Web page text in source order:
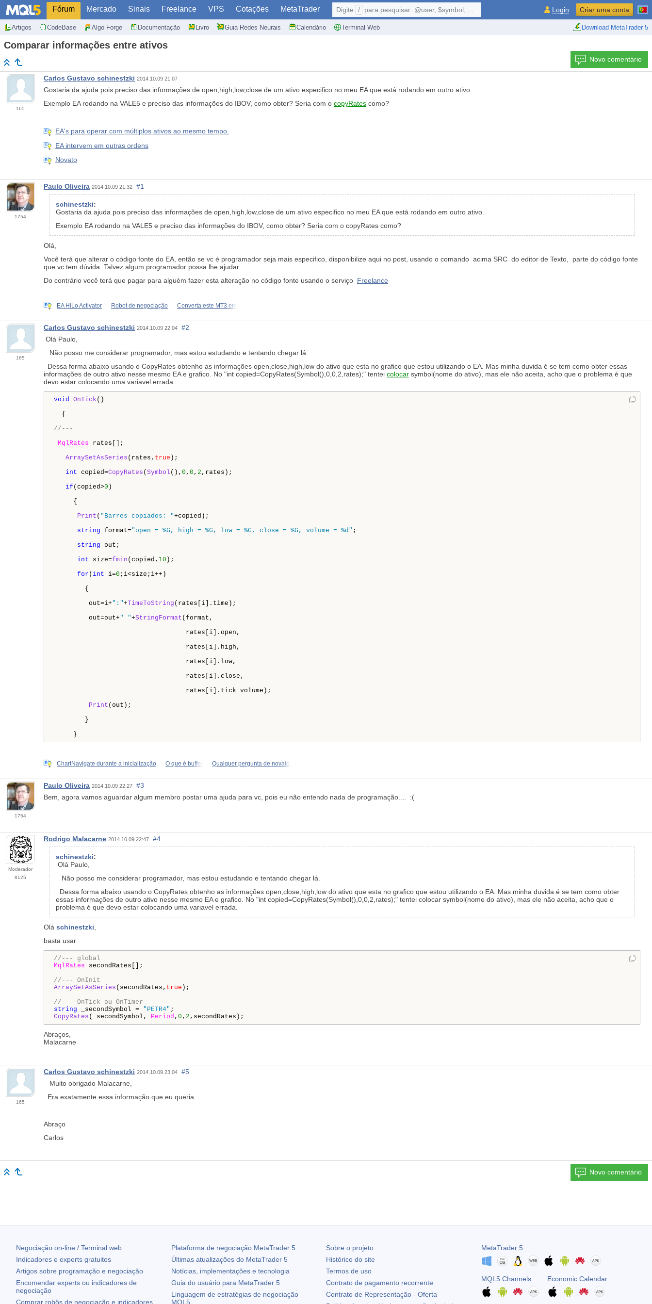
Fórum Mercado Sinais Freelance VPS Cotações MetaTrader
Artigos CodeBase Algo Forge Documentação Livro Guia Redes Neurais Calendário Terminal Web Download MetaTrader 5
Digite / para pesquisar: @user, $symbol, ... Login Criar uma conta
Comparar informações entre ativos
Novo comentário
165
Carlos Gustavo schinestzki 2014.10.09 21:07
Gostaria da ajuda pois preciso das informações de open,high,low,close de um ativo especifico no meu EA que está rodando em outro ativo.
Exemplo EA rodando na VALE5 e preciso das informações do IBOV, como obter? Seria com o copyRates como?
EA's para operar com múltiplos ativos ao mesmo tempo.
EA intervem em outras ordens
Novato
1754
Paulo Oliveira 2014.10.09 21:32 #1
schinestzki:
Gostaria da ajuda pois preciso das informações de open,high,low,close de um ativo especifico no meu EA que está rodando em outro ativo.
Exemplo EA rodando na VALE5 e preciso das informações do IBOV, como obter? Seria com o copyRates como?
Olá,
Você terá que alterar o código fonte do EA, então se vc é programador seja mais especifico, disponibilize aqui no post, usando o comando acima SRC do editor de Texto, parte do código fonte
que vc tem dúvida. Talvez algum programador possa lhe ajudar.
Do contrário você terá que pagar para alguém fazer esta alteração no código fonte usando o serviço Freelance
EA HiLo Activator Robot de negociação Converta este MT3 em
165
Carlos Gustavo schinestzki 2014.10.09 22:04
#2
Olá Paulo,
Não posso me considerar programador, mas estou estudando e tentando chegar lá.
Dessa forma abaixo usando o CopyRates obtenho as informações open,close,high,low do ativo que esta no grafico que estou utilizando o EA. Mas minha duvida é se tem como obter essas
informações de outro ativo nesse mesmo EA e grafico. No "int copied=CopyRates(Symbol(),0,0,2,rates);" tentei colocar symbol(nome do ativo), mas ele não aceita, acho que o problema é que
devo estar colocando uma variavel errada.
void OnTick ()
{
//---
MqlRates rates[];
ArraySetAsSeries (rates, true );
int copied=CopyRates ( Symbol (), 0 , 0 , 2 ,rates);
if (copied>0 )
{
Print ( "Barres copiados: "+copied);
string format="open = %G, high = %G, low = %G, close = %G, volume = %d" ;
string out;
int size=fmin (copied, 10 );
for ( int i=0 ;i<size;i++)
{
out=i+":"+TimeToString (rates[i].time);
out=out+" "+StringFormat (format,
rates[i].open,
rates[i].high,
rates[i].low,
rates[i].close,
rates[i].tick_volume);
Print (out);
}
}
ChartNavigate durante a inicialização O que é buffer Qualquer pergunta de novato,
1754
Paulo Oliveira 2014.10.09 22:27
#3
Bem, agora vamos aguardar algum membro postar uma ajuda para vc, pois eu não entendo nada de programação.... :(
Moderador
8125
Rodrigo Malacarne 2014.10.09 22:47 #4
schinestzki:
Olá Paulo,
Não posso me considerar programador, mas estou estudando e tentando chegar lá.
Dessa forma abaixo usando o CopyRates obtenho as informações open,close,high,low do ativo que esta no grafico que estou utilizando o EA. Mas minha duvida é se tem como obter
essas informações de outro ativo nesse mesmo EA e grafico. No "int copied=CopyRates(Symbol(),0,0,2,rates);" tentei colocar symbol(nome do ativo), mas ele não aceita, acho que o
problema é que devo estar colocando uma variavel errada.
Olá schinestzki,
basta usar
//--- global
MqlRates secondRates[];
//--- OnInit
ArraySetAsSeries (secondRates, true );
//--- OnTick ou OnTimer
string _secondSymbol = "PETR4"
CopyRates (_secondSymbol, _Period , 0 , 2 ,secondRates);
Abraços,
Malacarne
165
Carlos Gustavo schinestzki 2014.10.09 23:04
#5
Muito obrigado Malacarne,
Era exatamente essa informação que eu queria.
Abraço
Carlos
Novo comentário
Negociação on-line / Terminal web
Indicadores e experts gratuitos
Artigos sobre programação e negociação
Encomendar experts ou indicadores de
negociação
Comprar robôs de negociação e indicadores
Plataforma de negociação MetaTrader 5
Últimas atualizações do MetaTrader 5
Notícias, implementações e tecnologia
Guia do usuário para MetaTrader 5
Linguagem de estratégias de negociação
MQL5
Sobre o projeto
Histórico do site
Termos de uso
Contrato de pagamento recorrente
Contrato de Representação - Oferta
MetaTrader 5
MQL5 Channels Economic Calendar